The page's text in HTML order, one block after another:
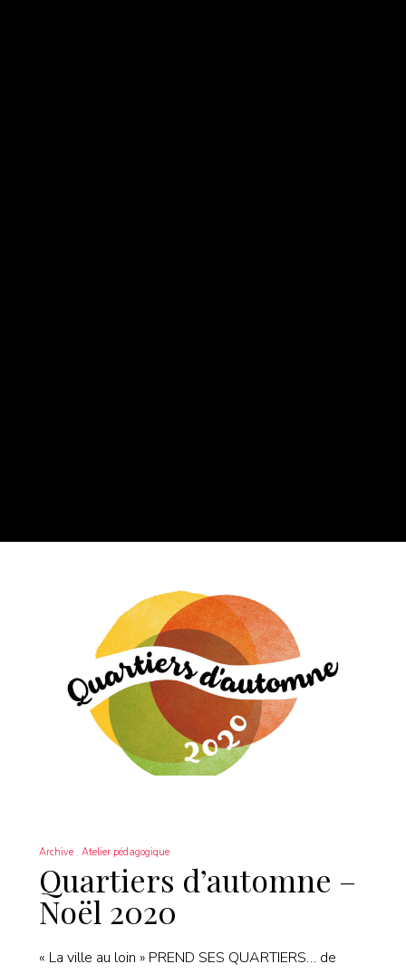
Archive Atelier pédagogique
Quartiers d’automne –
Noël 2020
« La ville au loin » PREND SES QUARTIERS… de